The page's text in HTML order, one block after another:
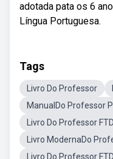
adotada pata os 6
Língua Portuguesa.
Tags
Livro Do Professor
ManualDo Professor
Livro Do Professor
Livro ModernaDo
Livro Do Professor